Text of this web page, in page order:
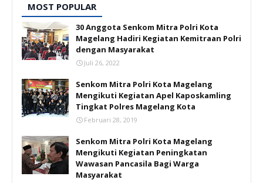
MOST POPULAR
30 Anggota Senkom Mitra Polri Kota
Magelang Hadiri Kegiatan Kemitraan Polri
dengan Masyarakat
Juli 26, 2022
Senkom Mitra Polri Kota Magelang
Mengikuti Kegiatan Apel Kaposkamling
Tingkat Polres Magelang Kota
Februari 28, 2019
Senkom Mitra Polri Kota Magelang
Mengikuti Kegiatan Peningkatan
Wawasan Pancasila Bagi Warga
Masyarakat